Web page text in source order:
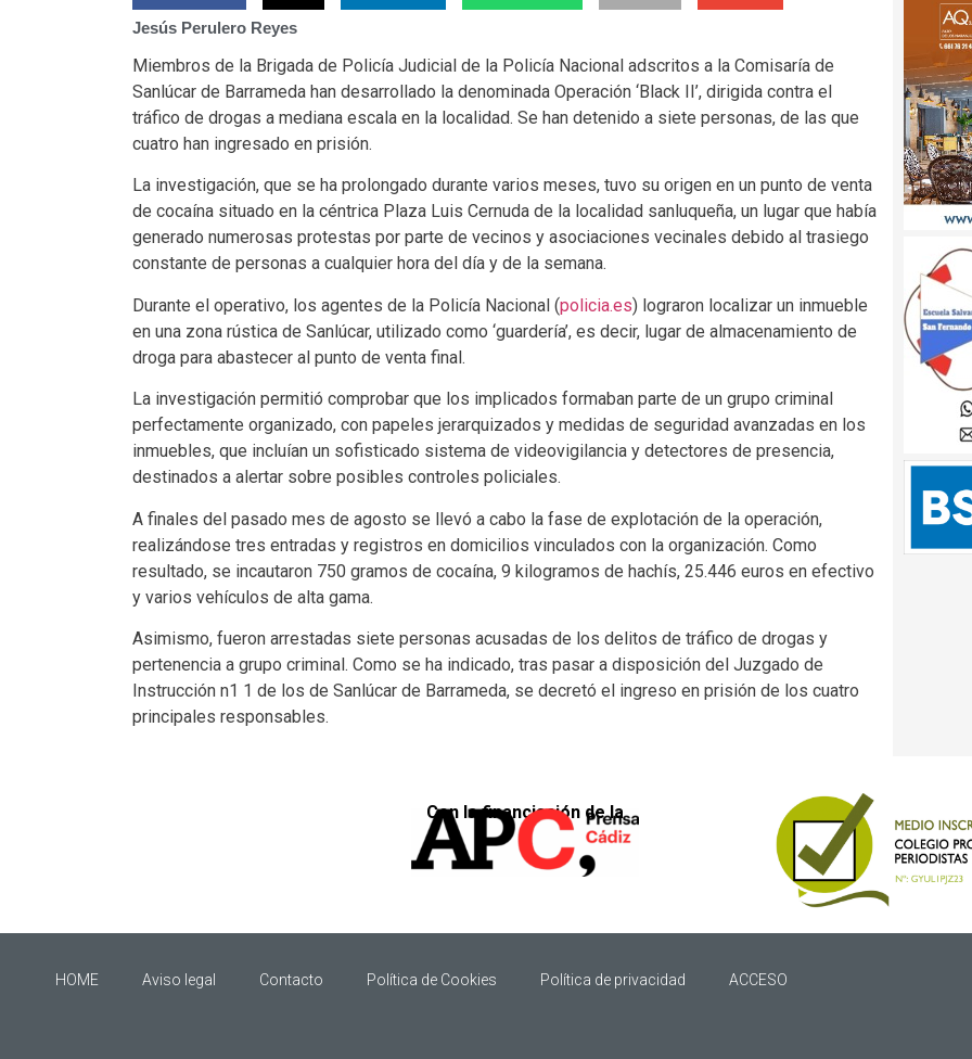
Jesús Perulero Reyes
Miembros de la Brigada de Policía Judicial de la Policía Nacional adscritos a la Comisaría de
Sanlúcar de Barrameda han desarrollado la denominada Operación ‘Black II’, dirigida contra el
tráfico de drogas a mediana escala en la localidad. Se han detenido a siete personas, de las que
cuatro han ingresado en prisión.
La investigación, que se ha prolongado durante varios meses, tuvo su origen en un punto de venta
de cocaína situado en la céntrica Plaza Luis Cernuda de la localidad sanluqueña, un lugar que había
generado numerosas protestas por parte de vecinos y asociaciones vecinales debido al trasiego
constante de personas a cualquier hora del día y de la semana.
Durante el operativo, los agentes de la Policía Nacional (policia.es) lograron localizar un inmueble
en una zona rústica de Sanlúcar, utilizado como ‘guardería’, es decir, lugar de almacenamiento de
droga para abastecer al punto de venta final.
La investigación permitió comprobar que los implicados formaban parte de un grupo criminal
perfectamente organizado, con papeles jerarquizados y medidas de seguridad avanzadas en los
inmuebles, que incluían un sofisticado sistema de videovigilancia y detectores de presencia,
destinados a alertar sobre posibles controles policiales.
A finales del pasado mes de agosto se llevó a cabo la fase de explotación de la operación,
realizándose tres entradas y registros en domicilios vinculados con la organización. Como
resultado, se incautaron 750 gramos de cocaína, 9 kilogramos de hachís, 25.446 euros en efectivo
y varios vehículos de alta gama.
Asimismo, fueron arrestadas siete personas acusadas de los delitos de tráfico de drogas y
pertenencia a grupo criminal. Como se ha indicado, tras pasar a disposición del Juzgado de
Instrucción n1 1 de los de Sanlúcar de Barrameda, se decretó el ingreso en prisión de los cuatro
principales responsables.
Con la financiación de la
HOME Aviso legal Contacto Política de Cookies Política de privacidad ACCESO